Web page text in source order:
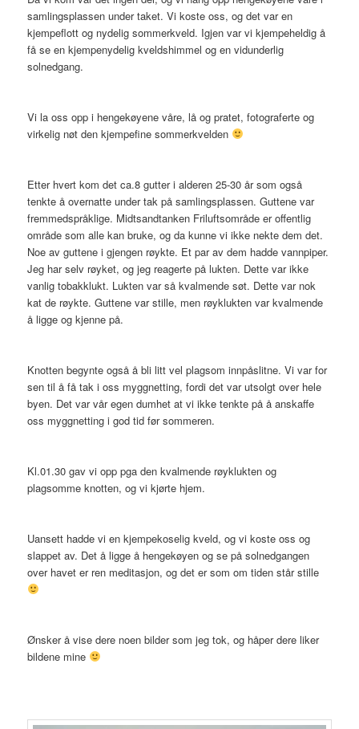
samlingsplassen under taket. Vi koste oss, og det var en
kjempeflott og nydelig sommerkveld. Igjen var vi kjempeheldig å
få se en kjempenydelig kveldshimmel og en vidunderlig
solnedgang.
Vi la oss opp i hengekøyene våre, lå og pratet, fotograferte og
virkelig nøt den kjempefine sommerkvelden
Etter hvert kom det ca.8 gutter i alderen 25-30 år som også
tenkte å overnatte under tak på samlingsplassen. Guttene var
fremmedspråklige. Midtsandtanken Friluftsområde er offentlig
område som alle kan bruke, og da kunne vi ikke nekte dem det.
Noe av guttene i gjengen røykte. Et par av dem hadde vannpiper.
Jeg har selv røyket, og jeg reagerte på lukten. Dette var ikke
vanlig tobakklukt. Lukten var så kvalmende søt. Dette var nok
kat de røykte. Guttene var stille, men røyklukten var kvalmende
å ligge og kjenne på.
Knotten begynte også å bli litt vel plagsom innpåslitne. Vi var for
sen til å få tak i oss myggnetting, fordi det var utsolgt over hele
byen. Det var vår egen dumhet at vi ikke tenkte på å anskaffe
oss myggnetting i god tid før sommeren.
Kl.01.30 gav vi opp pga den kvalmende røyklukten og
plagsomme knotten, og vi kjørte hjem.
Uansett hadde vi en kjempekoselig kveld, og vi koste oss og
slappet av. Det å ligge å hengekøyen og se på solnedgangen
over havet er ren meditasjon, og det er som om tiden står stille
Ønsker å vise dere noen bilder som jeg tok, og håper dere liker
bildene mine